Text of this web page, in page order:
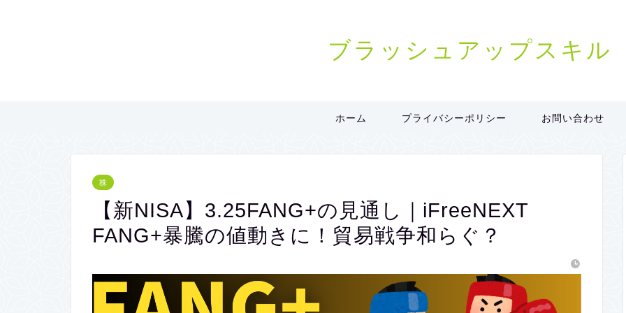
ブラッシュアップスキル
ホーム プライバシーポリシー お問い合わせ
株
【新NISA】3.25FANG+の見通し｜iFreeNEXT
FANG+暴騰の値動きに！貿易戦争和らぐ？